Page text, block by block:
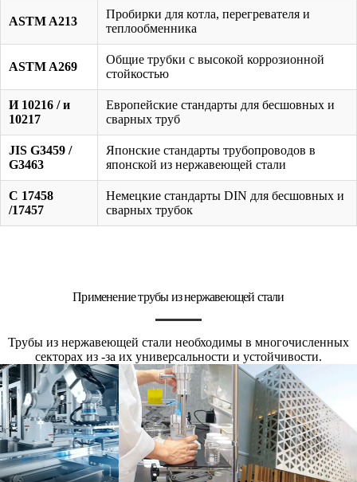
ASTM A213
Пробирки для котла, перегревателя и
теплообменника
ASTM A269
Общие трубки с высокой коррозионной
стойкостью
И 10216 / и
10217
Европейские стандарты для бесшовных и
сварных труб
JIS G3459 /
G3463
Японские стандарты трубопроводов в
японской из нержавеющей стали
С 17458
/17457
Немецкие стандарты DIN для бесшовных и
сварных трубок
Применение трубы из нержавеющей стали
Трубы из нержавеющей стали необходимы в многочисленных
секторах из -за их универсальности и устойчивости.